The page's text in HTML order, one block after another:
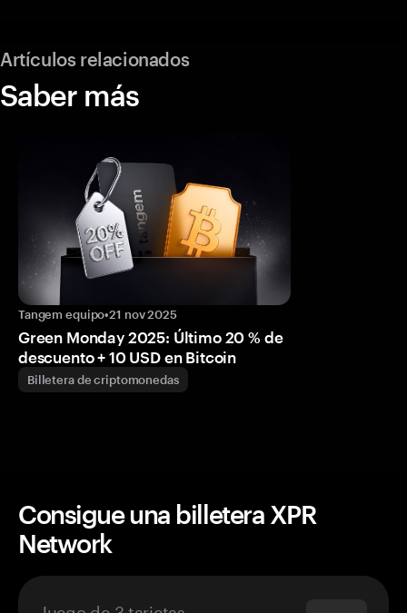
Artículos relacionados
Saber más
Tangem equipo•21 nov 2025
Green Monday 2025: Último 20 % de
descuento + 10 USD en Bitcoin
Billetera de criptomonedas
Consigue una billetera XPR
Network